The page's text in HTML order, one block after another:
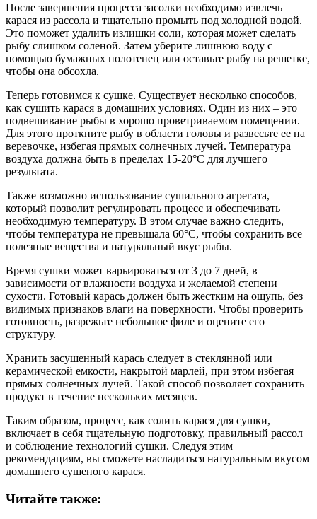
После завершения процесса засолки необходимо извлечь
карася из рассола и тщательно промыть под холодной водой.
Это поможет удалить излишки соли, которая может сделать
рыбу слишком соленой. Затем уберите лишнюю воду с
помощью бумажных полотенец или оставьте рыбу на решетке,
чтобы она обсохла.
Теперь готовимся к сушке. Существует несколько способов,
как сушить карася в домашних условиях. Один из них – это
подвешивание рыбы в хорошо проветриваемом помещении.
Для этого проткните рыбу в области головы и развесьте ее на
веревочке, избегая прямых солнечных лучей. Температура
воздуха должна быть в пределах 15-20°С для лучшего
результата.
Также возможно использование сушильного агрегата,
который позволит регулировать процесс и обеспечивать
необходимую температуру. В этом случае важно следить,
чтобы температура не превышала 60°С, чтобы сохранить все
полезные вещества и натуральный вкус рыбы.
Время сушки может варьироваться от 3 до 7 дней, в
зависимости от влажности воздуха и желаемой степени
сухости. Готовый карась должен быть жестким на ощупь, без
видимых признаков влаги на поверхности. Чтобы проверить
готовность, разрежьте небольшое филе и оцените его
структуру.
Хранить засушенный карась следует в стеклянной или
керамической емкости, накрытой марлей, при этом избегая
прямых солнечных лучей. Такой способ позволяет сохранить
продукт в течение нескольких месяцев.
Таким образом, процесс, как солить карася для сушки,
включает в себя тщательную подготовку, правильный рассол
и соблюдение технологий сушки. Следуя этим
рекомендациям, вы сможете насладиться натуральным вкусом
домашнего сушеного карася.
Читайте также: